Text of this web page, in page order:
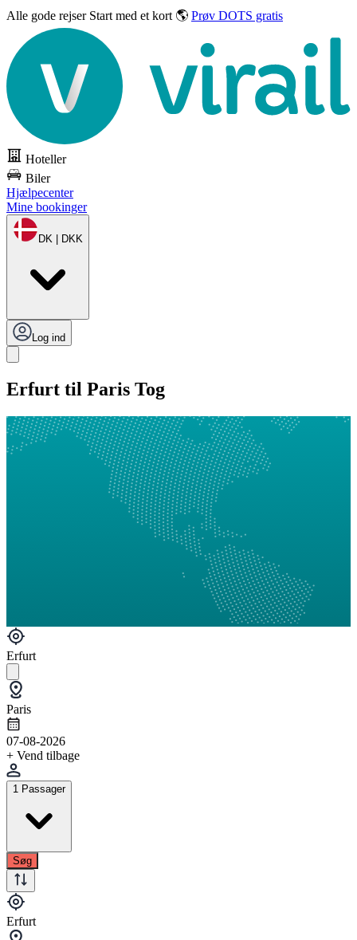
Alle gode rejser Start med et kort 🌎 Prøv DOTS gratis
Hoteller
Biler
Hjælpecenter
Mine bookinger
DK | DKK
Log ind
Erfurt til Paris Tog
Erfurt
Paris
07-08-2026
+ Vend tilbage
1 Passager
Søg
Erfurt